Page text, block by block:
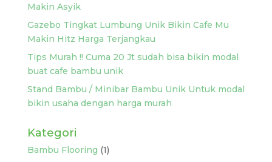
Makin Asyik
Gazebo Tingkat Lumbung Unik Bikin Cafe Mu
Makin Hitz Harga Terjangkau
Tips Murah !! Cuma 20 Jt sudah bisa bikin modal
buat cafe bambu unik
Stand Bambu / Minibar Bambu Unik Untuk modal
bikin usaha dengan harga murah
Kategori
Bambu Flooring (1)